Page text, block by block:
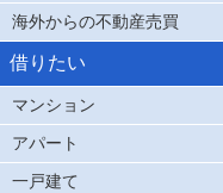
海外からの不動産売買
借りたい
マンション
アパート
一戸建て